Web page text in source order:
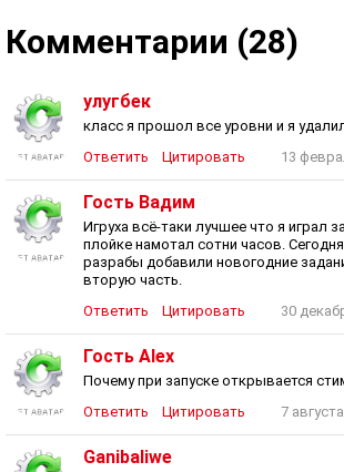
Комментарии (28)
улугбек
класс я прошол все уровни и я
Ответить
Цитировать 13
Гость Вадим
Игруха всё-таки лучшее что я играл
плойке намотал сотни часов.
разрабы добавили новогодние
вторую часть.
Ответить
Цитировать 30
Гость Alex
Почему при запуске открывается
Ответить
Цитировать 7
Ganibaliwe